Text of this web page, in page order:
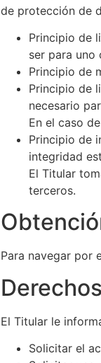
de protección de
Principio de
ser para uno
Principio de
Principio de
necesario
En el caso
Principio de
integridad
El Titular
terceros.
Para navegar por
Derechos
El Titular le
Solicitar el